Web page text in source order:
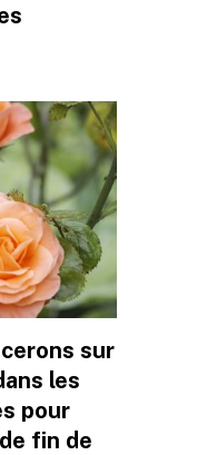
sur
les
pour
fin de